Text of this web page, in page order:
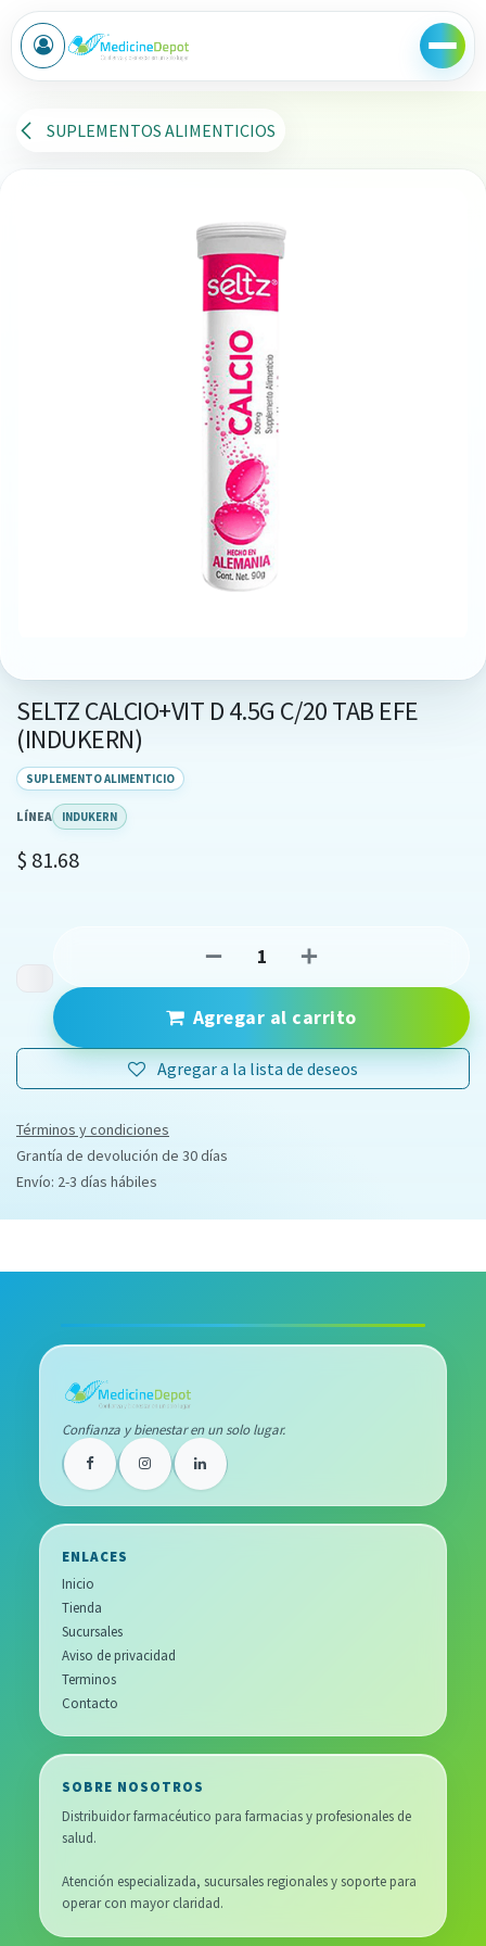
Ir al contenido
SUPLEMENTOS ALIMENTICIOS
SELTZ CALCIO+VIT D 4.5G C/20 TAB EFE
(INDUKERN)
SUPLEMENTO ALIMENTICIO
LÍNEA INDUKERN
$ 81.68
Agregar al carrito
Agregar a la lista de deseos
Términos y condiciones
Grantía de devolución de 30 días
Envío: 2-3 días hábiles
Confianza y bienestar en un solo lugar.
ENLACES
Inicio
Tienda
Sucursales
Aviso de privacidad
Terminos
Contacto
SOBRE NOSOTROS
Distribuidor farmacéutico para farmacias y profesionales de
salud.
Atención especializada, sucursales regionales y soporte para
operar con mayor claridad.